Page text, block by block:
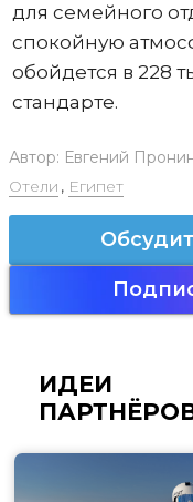
для семейного
спокойную
обойдется в 228
стандарте.
Автор: Евгений
Отели , Египет
ИДЕИ